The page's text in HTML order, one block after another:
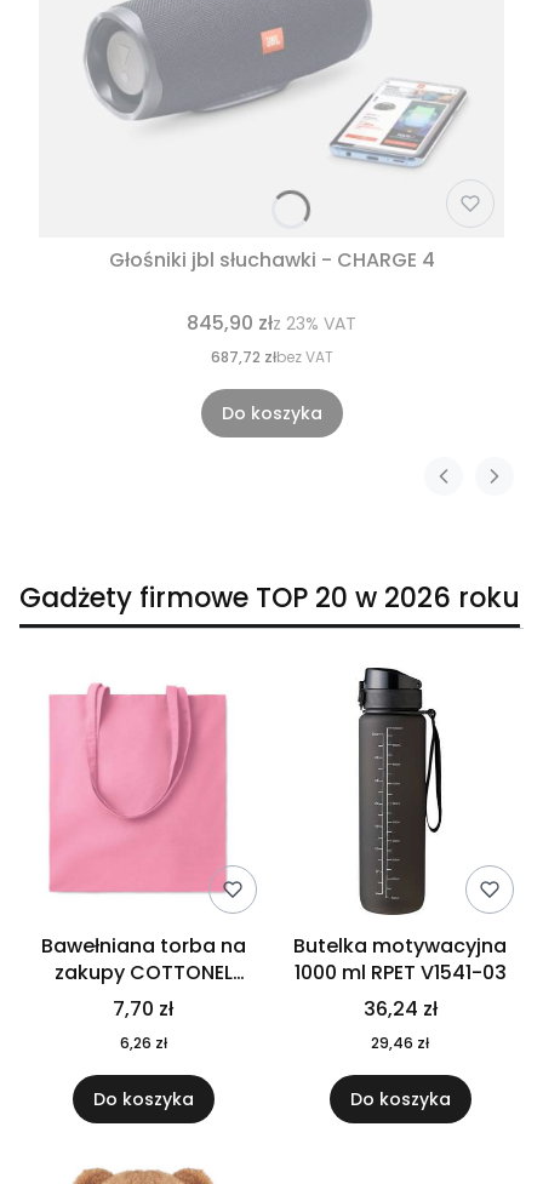
Głośniki jbl słuchawki - CHARGE 4
845,90 złz 23% VAT
687,72 złbez VAT
Do koszyka
Gadżety firmowe TOP 20 w 2026 roku
Bawełniana torba na
zakupy COTTONEL
COLOUR++ MO9846-11
7,70 zł
6,26 zł
Do koszyka
Butelka motywacyjna
1000 ml RPET V1541-03
36,24 zł
29,46 zł
Do koszyka